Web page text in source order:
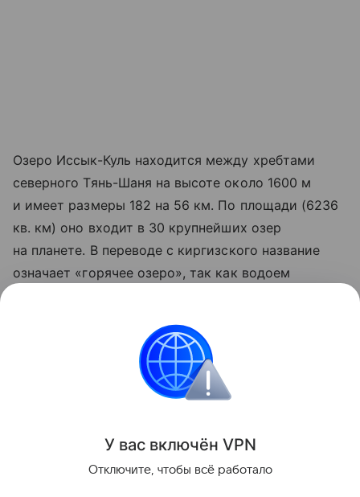
Озеро Иссык-Куль находится между хребтами
северного Тянь-Шаня на высоте около 1600 м
и имеет размеры 182 на 56 км. По площади (6236
кв. км) оно входит в 30 крупнейших озер
на планете. В переводе с киргизского название
означает «горячее озеро», так как водоем
рассказывала
причины обмеления озера Иссык-Куль.
У вас включён VPN
Отключите, чтобы всё работало